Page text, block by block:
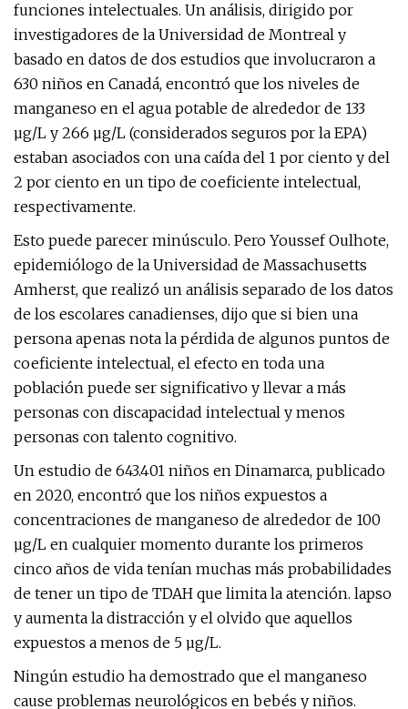
funciones intelectuales. Un análisis, dirigido por
investigadores de la Universidad de Montreal y
basado en datos de dos estudios que involucraron a
630 niños en Canadá, encontró que los niveles de
manganeso en el agua potable de alrededor de 133
µg/L y 266 µg/L (considerados seguros por la EPA)
estaban asociados con una caída del 1 por ciento y del
2 por ciento en un tipo de coeficiente intelectual,
respectivamente.
Esto puede parecer minúsculo. Pero Youssef Oulhote,
epidemiólogo de la Universidad de Massachusetts
Amherst, que realizó un análisis separado de los datos
de los escolares canadienses, dijo que si bien una
persona apenas nota la pérdida de algunos puntos de
coeficiente intelectual, el efecto en toda una
población puede ser significativo y llevar a más
personas con discapacidad intelectual y menos
personas con talento cognitivo.
Un estudio de 643.401 niños en Dinamarca, publicado
en 2020, encontró que los niños expuestos a
concentraciones de manganeso de alrededor de 100
µg/L en cualquier momento durante los primeros
cinco años de vida tenían muchas más probabilidades
de tener un tipo de TDAH que limita la atención. lapso
y aumenta la distracción y el olvido que aquellos
expuestos a menos de 5 µg/L.
Ningún estudio ha demostrado que el manganeso
cause problemas neurológicos en bebés y niños.